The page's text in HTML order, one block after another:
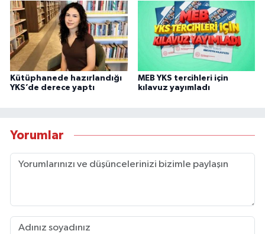
Kütüphanede hazırlandığı
YKS’de derece yaptı
MEB YKS tercihleri için
kılavuz yayımladı
Yorumlar